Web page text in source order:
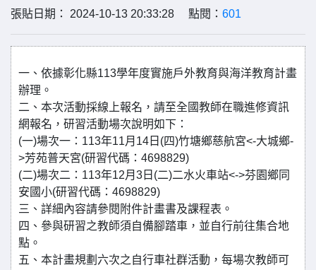
張貼日期： 2024-10-13 20:33:28 點閱： 601
一、依據彰化縣113學年度實施戶外教育與海洋教育計畫
辦理。
二、本次活動採線上報名，請至全國教師在職進修資訊
網報名，研習活動場次說明如下：
(一)場次一：113年11月14日(四)竹塘鄉慈航宮<-大城鄉-
>芳苑普天宮(研習代碼：4698829)
(二)場次二：113年12月3日(二)二水火車站<->芬園鄉同
安國小(研習代碼：4698829)
三、詳細內容請參閱附件計畫書及課程表。
四、參與研習之教師須自備腳踏車，並自行前往集合地
點。
五、本計畫規劃六次之自行車社群活動，每場次教師可